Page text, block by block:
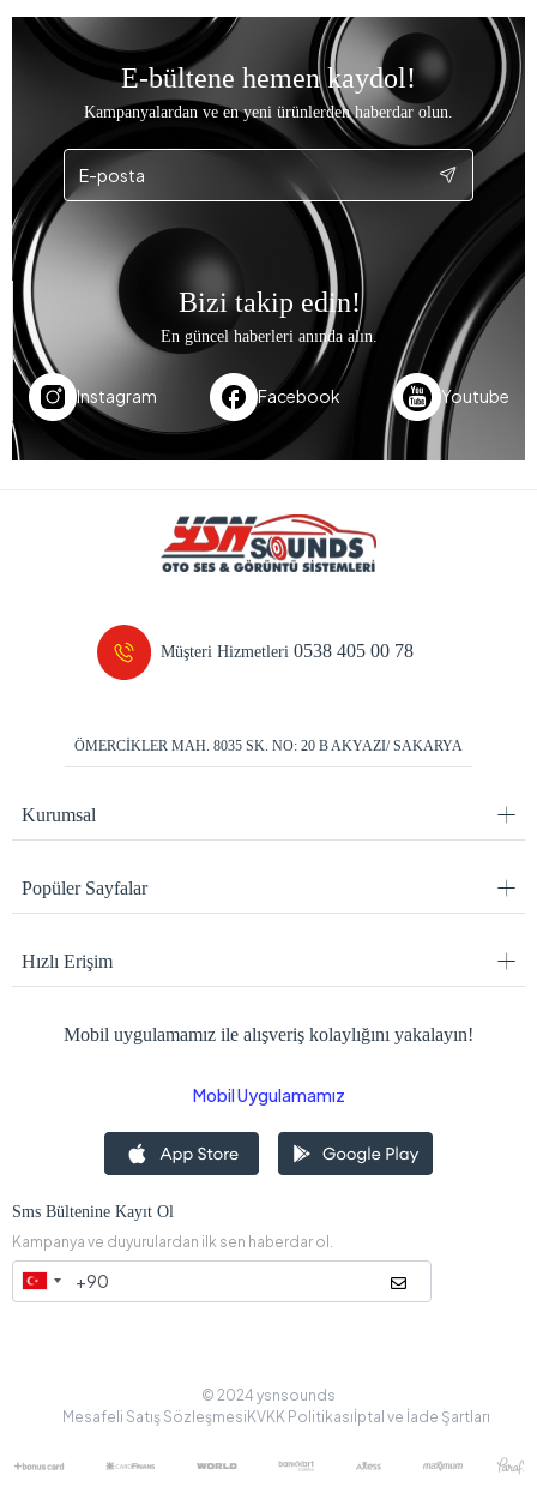
E-bültene hemen kaydol!
Kampanyalardan ve en yeni ürünlerden haberdar olun.
Bizi takip edin!
En güncel haberleri anında alın.
Instagram Facebook Youtube
Müşteri Hizmetleri0538 405 00 78
ÖMERCİKLER MAH. 8035 SK. NO: 20 B AKYAZI/ SAKARYA
Kurumsal
Popüler Sayfalar
Hızlı Erişim
Mobil uygulamamız ile alışveriş kolaylığını yakalayın!
Mobil Uygulamamız
Sms Bültenine Kayıt Ol
Kampanya ve duyurulardan ilk sen haberdar ol.
© 2024 ysnsounds
Mesafeli Satış Sözleşmesi KVKK Politikasıİptal ve İade Şartları